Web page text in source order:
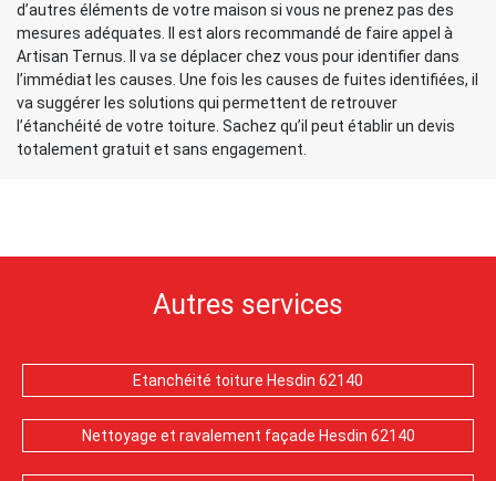
d’autres éléments de votre maison si vous ne prenez pas des
mesures adéquates. Il est alors recommandé de faire appel à
Artisan Ternus. Il va se déplacer chez vous pour identifier dans
l’immédiat les causes. Une fois les causes de fuites identifiées, il
va suggérer les solutions qui permettent de retrouver
l’étanchéité de votre toiture. Sachez qu’il peut établir un devis
totalement gratuit et sans engagement.
Autres services
Etanchéité toiture Hesdin 62140
Nettoyage et ravalement façade Hesdin 62140